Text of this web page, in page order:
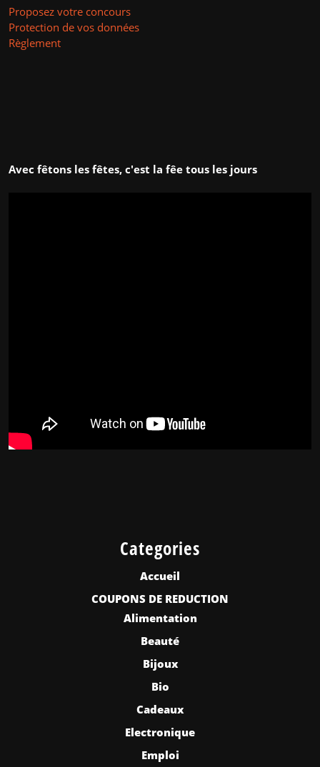
Proposez votre concours
Protection de vos données
Règlement
Avec fêtons les fêtes, c'est la fêe tous les jours
Categories
Accueil
COUPONS DE REDUCTION
Alimentation
Beauté
Bijoux
Bio
Cadeaux
Electronique
Emploi